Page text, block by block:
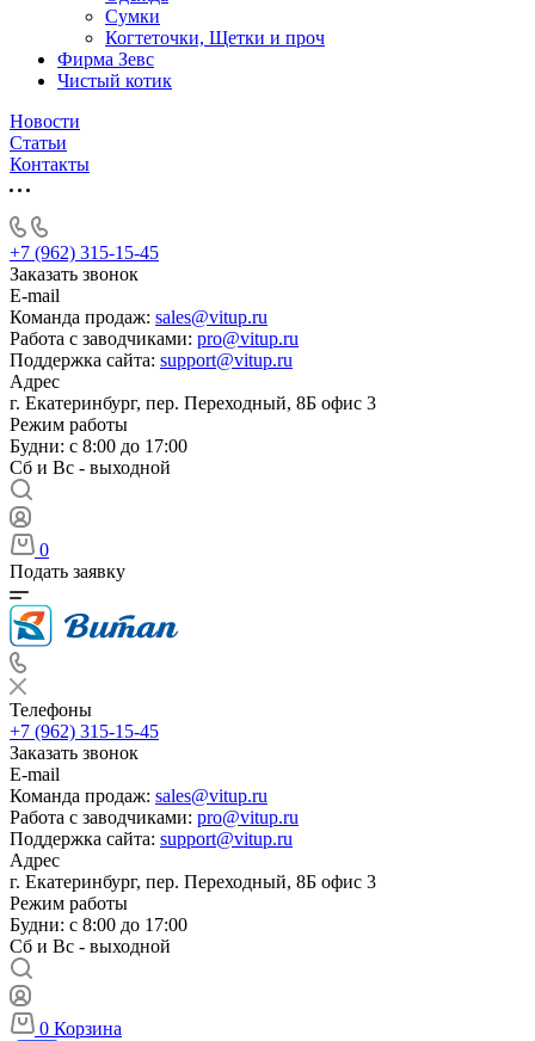
Сумки
Когтеточки, Щетки и проч
Фирма Зевс
Чистый котик
Новости
Статьи
Контакты
+7 (962) 315-15-45
Заказать звонок
E-mail
Команда продаж: sales@vitup.ru
Работа с заводчиками: pro@vitup.ru
Поддержка сайта: support@vitup.ru
Адрес
г. Екатеринбург, пер. Переходный, 8Б офис 3
Режим работы
Будни: с 8:00 до 17:00
Сб и Вс - выходной
0
Подать заявку
Телефоны
+7 (962) 315-15-45
Заказать звонок
E-mail
Команда продаж: sales@vitup.ru
Работа с заводчиками: pro@vitup.ru
Поддержка сайта: support@vitup.ru
Адрес
г. Екатеринбург, пер. Переходный, 8Б офис 3
Режим работы
Будни: с 8:00 до 17:00
Сб и Вс - выходной
0 Корзина